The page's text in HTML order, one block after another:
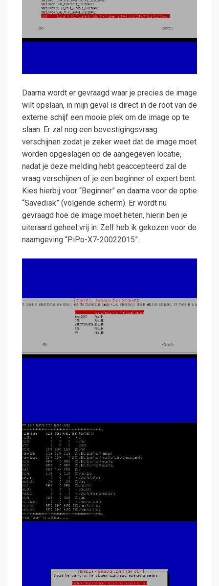
Daarna wordt er gevraagd waar je precies de image
wilt opslaan, in mijn geval is direct in de root van de
externe schijf een mooie plek om de image op te
slaan. Er zal nog een bevestigingsvraag
verschijnen zodat je zeker weet dat de image moet
worden opgeslagen op de aangegeven locatie,
nadat je deze melding hebt geaccepteerd zal de
vraag verschijnen of je een beginner of expert bent.
Kies hierbij voor “Beginner” en daarna voor de optie
“Savedisk” (volgende scherm). Er wordt nu
gevraagd hoe de image moet heten, hierin ben je
uiteraard geheel vrij in. Zelf heb ik gekozen voor de
naamgeving “PiPo-X7-20022015”.